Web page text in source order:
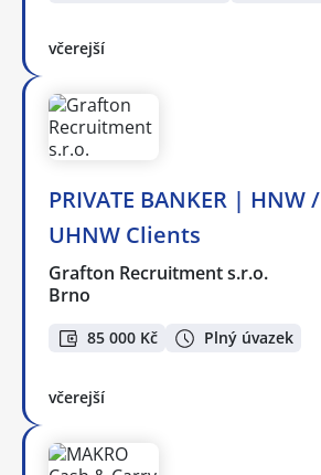
včerejší
PRIVATE BANKER | HNW /
UHNW Clients
Grafton Recruitment s.r.o.
Brno
85 000 Kč Plný úvazek
včerejší